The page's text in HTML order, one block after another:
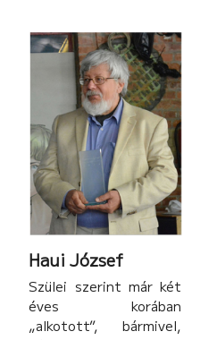
kaptam tőlük egy kezdő
szettet. Így indult
tetoválói
pályafutásom. Eleinte
gyakorlóbőrön és
anyukámon
fejlesztgettem a
tudásom, majd hobbi
szinten
Haui József
Szülei szerint már két
éves korában
„alkotott”, bármivel,